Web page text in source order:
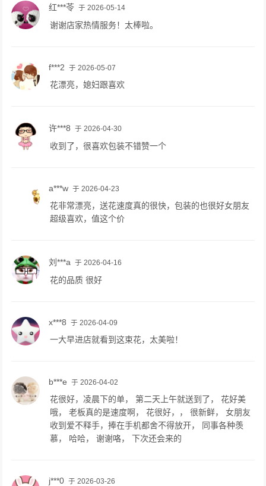
红***苓 于 2026-05-14
谢谢店家热情服务！太棒啦。
f***2 于 2026-05-07
花漂亮，媳妇跟喜欢
许***8 于 2026-04-30
收到了，很喜欢包装不错赞一个
a***w 于 2026-04-23
花非常漂亮，送花速度真的很快，包装的也很好女朋友
超级喜欢，值这个价
刘***a 于 2026-04-16
花的品质 很好
x***8 于 2026-04-09
一大早进店就看到这束花，太美啦！
b***e 于 2026-04-02
花很好，凌晨下的单， 第二天上午就送到了， 花好美
哦， 老板真的是速度啊， 花很好，， 很新鲜， 女朋友
收到爱不释手，捧在手机都舍不得放开， 同事各种羡
慕， 哈哈， 谢谢咯， 下次还会来的
j***0 于 2026-03-26